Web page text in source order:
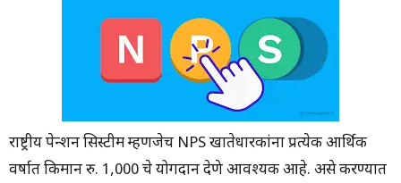
राष्ट्रीय पेन्शन सिस्टीम म्हणजेच NPS खातेधारकांना प्रत्येक आर्थिक
वर्षात किमान रु. 1,000 चे योगदान देणे आवश्यक आहे. असे करण्यात